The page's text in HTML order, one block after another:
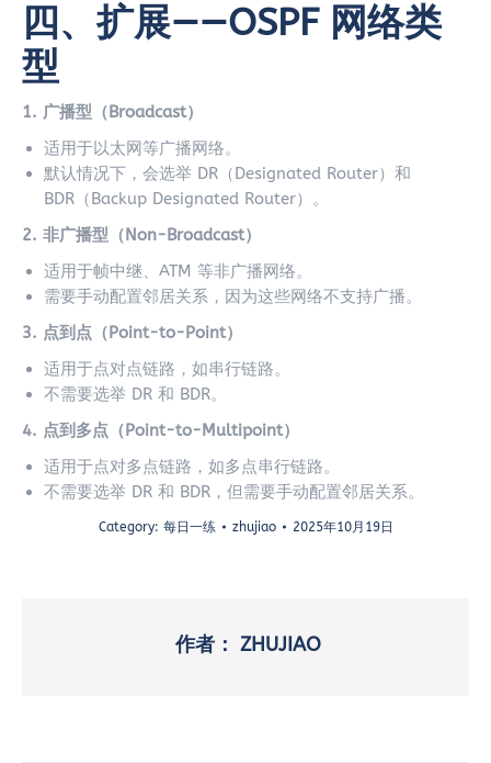
四、扩展——OSPF 网络类
型
1. 广播型（Broadcast）
适用于以太网等广播网络。
默认情况下，会选举 DR（Designated Router）和
BDR（Backup Designated Router）。
2. 非广播型（Non-Broadcast）
适用于帧中继、ATM 等非广播网络。
需要手动配置邻居关系，因为这些网络不支持广播。
3. 点到点（Point-to-Point）
适用于点对点链路，如串行链路。
不需要选举 DR 和 BDR。
4. 点到多点（Point-to-Multipoint）
适用于点对多点链路，如多点串行链路。
不需要选举 DR 和 BDR，但需要手动配置邻居关系。
Category: 每日一练 zhujiao 2025年10月19日
作者： ZHUJIAO